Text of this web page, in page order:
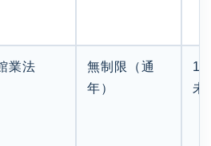
業法
無制限（通
年）
1
未